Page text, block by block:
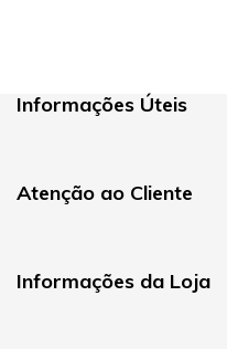
Informações Úteis
Atenção ao Cliente
Informações da Loja